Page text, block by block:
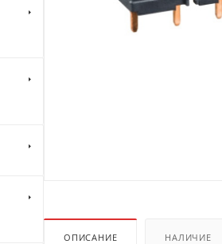
ОПИСАНИЕ НАЛИЧИЕ